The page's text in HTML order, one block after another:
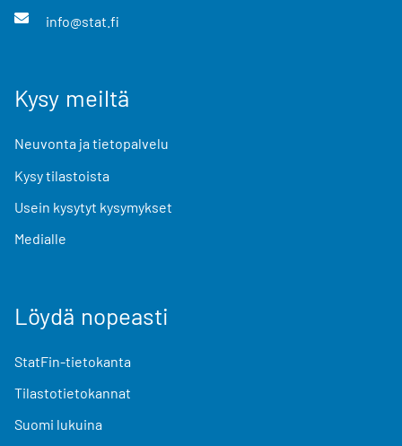
info@stat.fi
Kysy meiltä
Neuvonta ja tietopalvelu
Kysy tilastoista
Usein kysytyt kysymykset
Medialle
Löydä nopeasti
StatFin-tietokanta
Tilastotietokannat
Suomi lukuina